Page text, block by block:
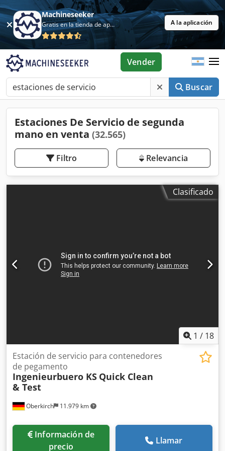
Machineseeker
Gratis en la tienda de aplicaciones A la aplicación
Buscar
Vender
Estaciones De Servicio de segunda
mano en venta (32.565)
Filtro Relevancia
Clasificado
1 / 18
Oberkirch 11.979 km
Estación de servicio para contenedores
de pegamento
Ingenieurbuero KS Quick Clean
& Test
Información de
precio
Llamar